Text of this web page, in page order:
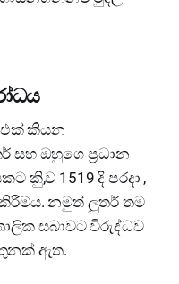
කියන
සහ ඔහුගෙ ප්‍රධාන
කිු,ව 1519 දි පරදා ,
නමුත් ලුතර් තම
සබාවට විරුද්ධව
ඇත.